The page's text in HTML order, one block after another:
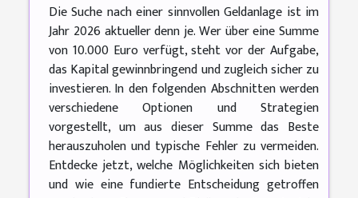
Die Suche nach einer sinnvollen Geldanlage ist im
Jahr 2026 aktueller denn je. Wer über eine Summe
von 10.000 Euro verfügt, steht vor der Aufgabe,
das Kapital gewinnbringend und zugleich sicher zu
investieren. In den folgenden Abschnitten werden
verschiedene Optionen und Strategien
vorgestellt, um aus dieser Summe das Beste
herauszuholen und typische Fehler zu vermeiden.
Entdecke jetzt, welche Möglichkeiten sich bieten
und wie eine fundierte Entscheidung getroffen